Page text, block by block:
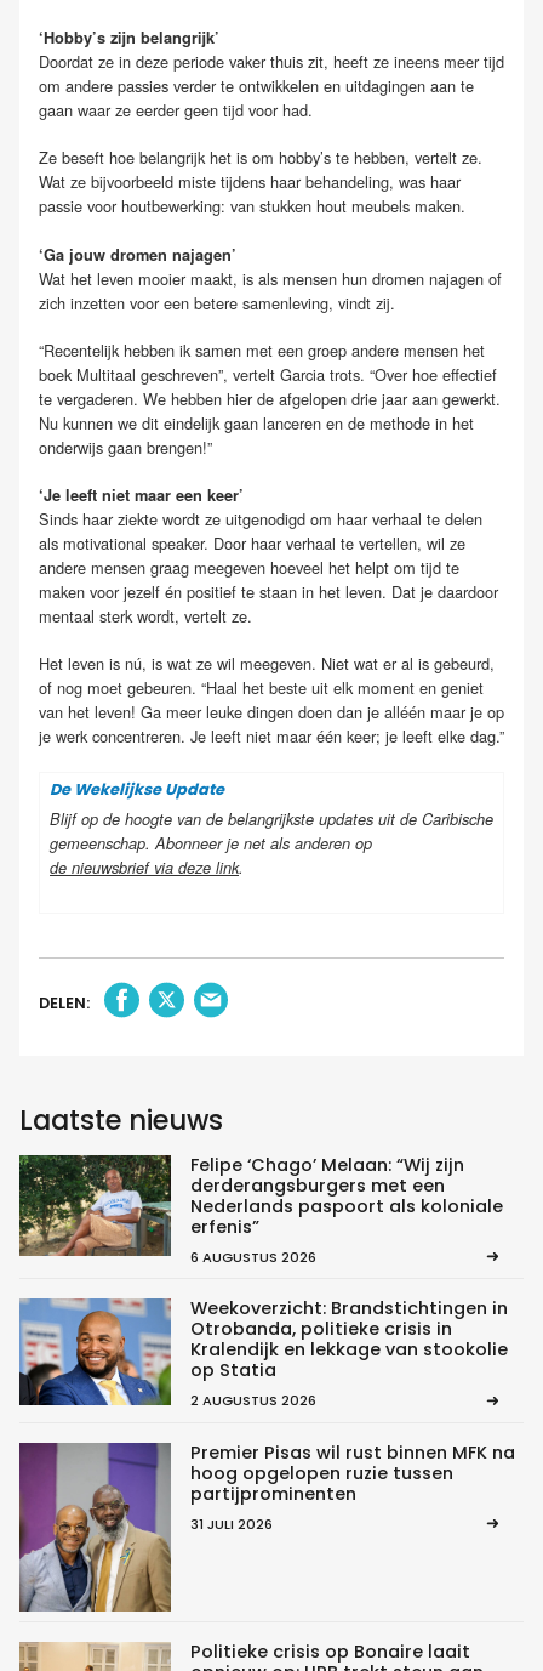
‘Hobby’s zijn belangrijk’
Doordat ze in deze periode vaker thuis zit, heeft ze ineens meer tijd
om andere passies verder te ontwikkelen en uitdagingen aan te
gaan waar ze eerder geen tijd voor had.
Ze beseft hoe belangrijk het is om hobby’s te hebben, vertelt ze.
Wat ze bijvoorbeeld miste tijdens haar behandeling, was haar
passie voor houtbewerking: van stukken hout meubels maken.
‘Ga jouw dromen najagen’
Wat het leven mooier maakt, is als mensen hun dromen najagen of
zich inzetten voor een betere samenleving, vindt zij.
“Recentelijk hebben ik samen met een groep andere mensen het
boek Multitaal geschreven”, vertelt Garcia trots. “Over hoe effectief
te vergaderen. We hebben hier de afgelopen drie jaar aan gewerkt.
Nu kunnen we dit eindelijk gaan lanceren en de methode in het
onderwijs gaan brengen!”
‘Je leeft niet maar een keer’
Sinds haar ziekte wordt ze uitgenodigd om haar verhaal te delen
als motivational speaker. Door haar verhaal te vertellen, wil ze
andere mensen graag meegeven hoeveel het helpt om tijd te
maken voor jezelf én positief te staan in het leven. Dat je daardoor
mentaal sterk wordt, vertelt ze.
Het leven is nú, is wat ze wil meegeven. Niet wat er al is gebeurd,
of nog moet gebeuren. “Haal het beste uit elk moment en geniet
van het leven! Ga meer leuke dingen doen dan je alléén maar je op
je werk concentreren. Je leeft niet maar één keer; je leeft elke dag.”
De Wekelijkse Update
Blijf op de hoogte van de belangrijkste updates uit de Caribische
gemeenschap. Abonneer je net als anderen op
de nieuwsbrief via deze link.
DELEN:
Laatste nieuws
Felipe ‘Chago’ Melaan: “Wij zijn
derderangsburgers met een
Nederlands paspoort als koloniale
erfenis”
6 AUGUSTUS 2026
Weekoverzicht: Brandstichtingen in
Otrobanda, politieke crisis in
Kralendijk en lekkage van stookolie
op Statia
2 AUGUSTUS 2026
Premier Pisas wil rust binnen MFK na
hoog opgelopen ruzie tussen
partijprominenten
31 JULI 2026
Politieke crisis op Bonaire laait